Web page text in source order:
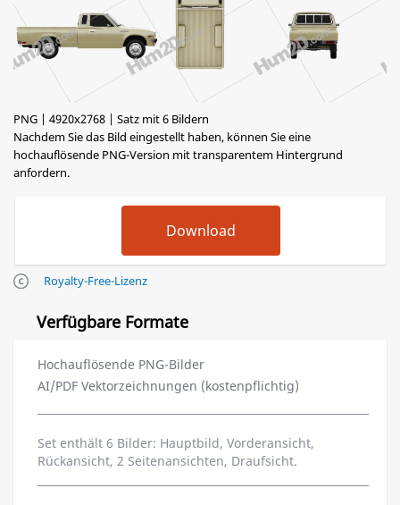
PNG | 4920x2768 | Satz mit 6 Bildern
Nachdem Sie das Bild eingestellt haben, können Sie eine
hochauflösende PNG-Version mit transparentem Hintergrund
anfordern.
Royalty-Free-Lizenz
Verfügbare Formate
Hochauflösende PNG-Bilder
AI/PDF Vektorzeichnungen (kostenpflichtig)
Set enthält 6 Bilder: Hauptbild, Vorderansicht,
Rückansicht, 2 Seitenansichten, Draufsicht.